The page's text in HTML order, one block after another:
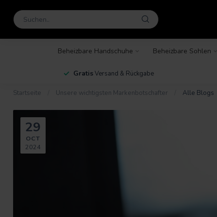
Beheizbare Handschuhe Beheizbare Sohlen
GratisVersand & Rückgabe
Startseite Unsere wichtigsten Markenbotschafter Alle Blogs
29
OCT
2024